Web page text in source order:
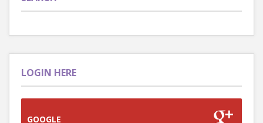
LOGIN HERE
GOOGLE